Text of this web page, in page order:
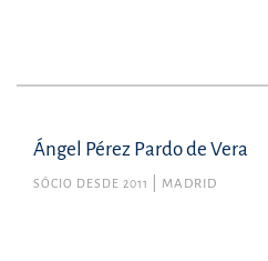
Ángel Pérez Pardo de Vera
SÓCIO DESDE 2011 MADRID